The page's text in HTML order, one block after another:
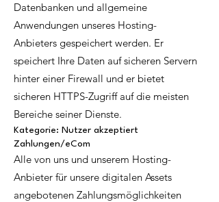
Datenbanken und allgemeine
Anwendungen unseres Hosting-
Anbieters gespeichert werden. Er
speichert Ihre Daten auf sicheren Servern
hinter einer Firewall und er bietet
sicheren HTTPS-Zugriff auf die meisten
Bereiche seiner Dienste.
Kategorie: Nutzer akzeptiert
Zahlungen/eCom
Alle von uns und unserem Hosting-
Anbieter für unsere digitalen Assets
angebotenen Zahlungsmöglichkeiten